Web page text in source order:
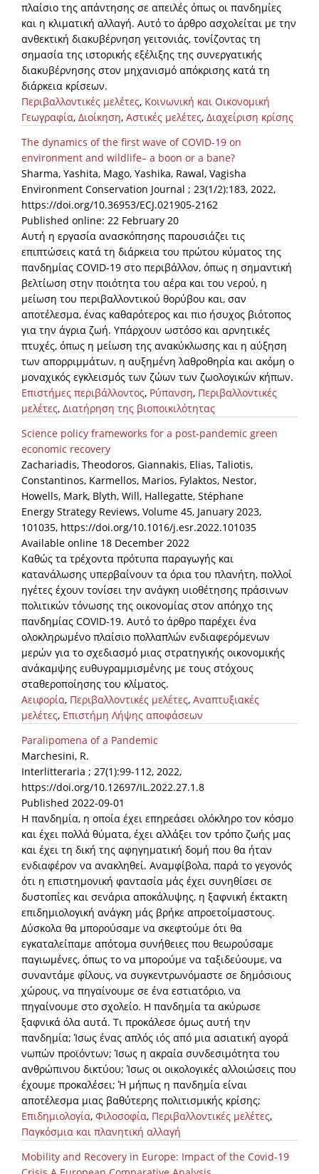
πλαίσιο της απάντησης σε απειλές όπως οι πανδημίες
και η κλιματική αλλαγή. Αυτό το άρθρο ασχολείται με την
ανθεκτική διακυβέρνηση γειτονιάς, τονίζοντας τη
σημασία της ιστορικής εξέλιξης της συνεργατικής
διακυβέρνησης στον μηχανισμό απόκρισης κατά τη
διάρκεια κρίσεων.
Περιβαλλοντικές μελέτες, Κοινωνική και Οικονομική
Γεωγραφία, Διοίκηση, Αστικές μελέτες, Διαχείριση κρίσης
The dynamics of the first wave of COVID-19 on
environment and wildlife– a boon or a bane?
Sharma, Yashita, Mago, Yashika, Rawal, Vagisha
Environment Conservation Journal ; 23(1/2):183, 2022,
https://doi.org/10.36953/ECJ.021905-2162
Published online: 22 February 20
Αυτή η εργασία ανασκόπησης παρουσιάζει τις
επιπτώσεις κατά τη διάρκεια του πρώτου κύματος της
πανδημίας COVID-19 στο περιβάλλον, όπως η σημαντική
βελτίωση στην ποιότητα του αέρα και του νερού, η
μείωση του περιβαλλοντικού θορύβου και, σαν
αποτέλεσμα, ένας καθαρότερος και πιο ήσυχος βιότοπος
για την άγρια ζωή. Υπάρχουν ωστόσο και αρνητικές
πτυχές, όπως η μείωση της ανακύκλωσης και η αύξηση
των απορριμμάτων, η αυξημένη λαθροθηρία και ακόμη ο
μοναχικός εγκλεισμός των ζώων των ζωολογικών κήπων.
Επιστήμες περιβάλλοντος, Ρύπανση, Περιβαλλοντικές
μελέτες, Διατήρηση της βιοποικιλότητας
Science policy frameworks for a post-pandemic green
economic recovery
Zachariadis, Theodoros, Giannakis, Elias, Taliotis,
Constantinos, Karmellos, Marios, Fylaktos, Nestor,
Howells, Mark, Blyth, Will, Hallegatte, Stéphane
Energy Strategy Reviews, Volume 45, January 2023,
101035, https://doi.org/10.1016/j.esr.2022.101035
Available online 18 December 2022
Καθώς τα τρέχοντα πρότυπα παραγωγής και
κατανάλωσης υπερβαίνουν τα όρια του πλανήτη, πολλοί
ηγέτες έχουν τονίσει την ανάγκη υιοθέτησης πράσινων
πολιτικών τόνωσης της οικονομίας στον απόηχο της
πανδημίας COVID-19. Αυτό το άρθρο παρέχει ένα
ολοκληρωμένο πλαίσιο πολλαπλών ενδιαφερόμενων
μερών για το σχεδιασμό μιας στρατηγικής οικονομικής
ανάκαμψης ευθυγραμμισμένης με τους στόχους
σταθεροποίησης του κλίματος.
Αειφορία, Περιβαλλοντικές μελέτες, Αναπτυξιακές
μελέτες, Επιστήμη Λήψης αποφάσεων
Paralipomena of a Pandemic
Marchesini, R.
Interlitteraria ; 27(1):99-112, 2022,
https://doi.org/10.12697/IL.2022.27.1.8
Published 2022-09-01
Η πανδημία, η οποία έχει επηρεάσει ολόκληρο τον κόσμο
και έχει πολλά θύματα, έχει αλλάξει τον τρόπο ζωής μας
και έχει τη δική της αφηγηματική δομή που θα ήταν
ενδιαφέρον να ανακληθεί. Αναμφίβολα, παρά το γεγονός
ότι η επιστημονική φαντασία μάς έχει συνηθίσει σε
δυστοπίες και σενάρια αποκάλυψης, η ξαφνική έκτακτη
επιδημιολογική ανάγκη μάς βρήκε απροετοίμαστους.
Δύσκολα θα μπορούσαμε να σκεφτούμε ότι θα
εγκαταλείπαμε απότομα συνήθειες που θεωρούσαμε
παγιωμένες, όπως το να μπορούμε να ταξιδεύουμε, να
συναντάμε φίλους, να συγκεντρωνόμαστε σε δημόσιους
χώρους, να πηγαίνουμε σε ένα εστιατόριο, να
πηγαίνουμε στο σχολείο. Η πανδημία τα ακύρωσε
ξαφνικά όλα αυτά. Τι προκάλεσε όμως αυτή την
πανδημία; Ίσως ένας απλός ιός από μια ασιατική αγορά
νωπών προϊόντων; Ίσως η ακραία συνδεσιμότητα του
ανθρώπινου δικτύου; Ίσως οι οικολογικές αλλοιώσεις που
έχουμε προκαλέσει; Ή μήπως η πανδημία είναι
αποτέλεσμα μιας βαθύτερης πολιτισμικής κρίσης;
Επιδημιολογία, Φιλοσοφία, Περιβαλλοντικές μελέτες,
Παγκόσμια και πλανητική αλλαγή
Mobility and Recovery in Europe: Impact of the Covid-19